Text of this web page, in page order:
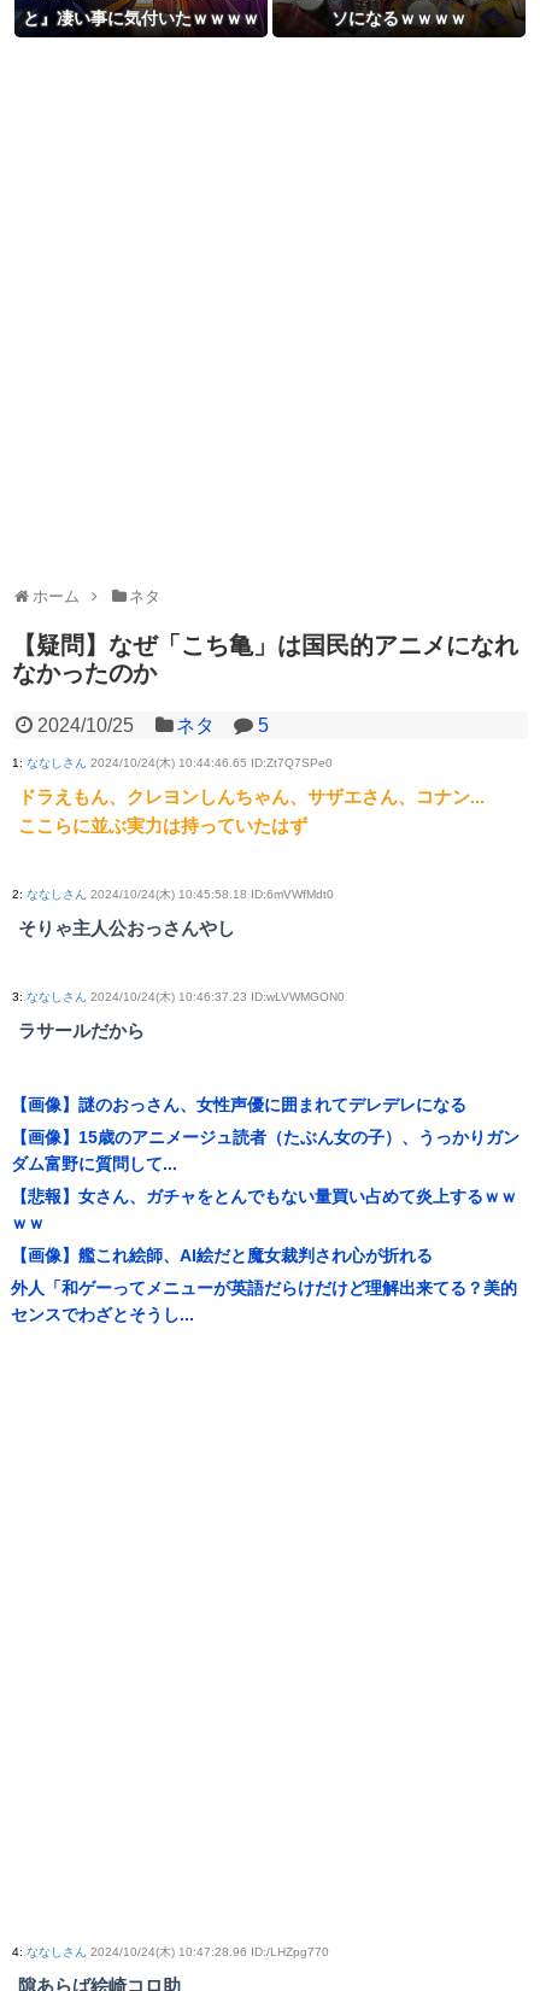
と』凄い事に気付いたｗｗｗｗ
ソになるｗｗｗｗ
ホーム ネタ
【疑問】なぜ「こち亀」は国民的アニメになれ
なかったのか
2024/10/25 ネタ 5
1: ななしさん 2024/10/24(木) 10:44:46.65 ID:Zt7Q7SPe0
ドラえもん、クレヨンしんちゃん、サザエさん、コナン...
ここらに並ぶ実力は持っていたはず
2: ななしさん 2024/10/24(木) 10:45:58.18 ID:6mVWfMdt0
そりゃ主人公おっさんやし
3: ななしさん 2024/10/24(木) 10:46:37.23 ID:wLVWMGON0
ラサールだから
【画像】謎のおっさん、女性声優に囲まれてデレデレになる
【画像】15歳のアニメージュ読者（たぶん女の子）、うっかりガン
ダム富野に質問して...
【悲報】女さん、ガチャをとんでもない量買い占めて炎上するｗｗ
ｗｗ
【画像】艦これ絵師、AI絵だと魔女裁判され心が折れる
外人「和ゲーってメニューが英語だらけだけど理解出来てる？美的
センスでわざとそうし...
4: ななしさん 2024/10/24(木) 10:47:28.96 ID:/LHZpg770
隙あらば絵崎コロ助